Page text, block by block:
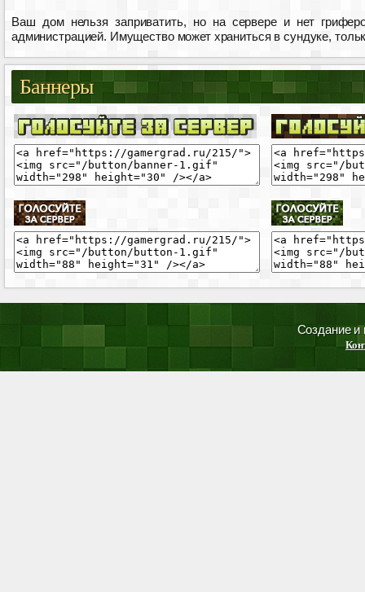
Ваш дом нельзя заприватить, но на сервере и нет
администрацией. Имущество может храниться в сундуке,
Баннеры
Создание и